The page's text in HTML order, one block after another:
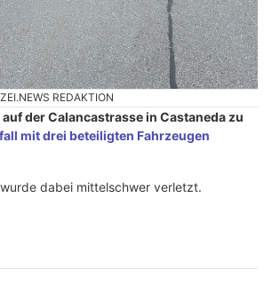
REDAKTION
der Calancastrasse in Castaneda zu
mit drei beteiligten Fahrzeugen
dabei mittelschwer verletzt.